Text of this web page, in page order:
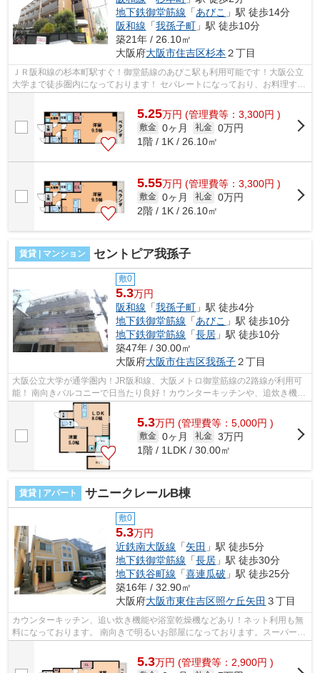
地下鉄御堂筋線 「あびこ 」駅 徒歩14分
阪和線 「我孫子町 」駅 徒歩10分
築21年 / 26.10㎡
大阪府大阪市住吉区杉本 ２丁目
ＪＲ阪和線の杉本町駅すぐ！御堂筋線のあびこ駅も利用可能です！大阪公立
大学まで徒歩圏内になっております！ セパレートになっており、お料理する
5.25万円 (管理費等：3,300円 )
敷金 0ヶ月 礼金 0万円
1階 / 1K / 26.10㎡
5.55万円 (管理費等：3,300円 )
敷金 0ヶ月 礼金 0万円
2階 / 1K / 26.10㎡
賃貸 | マンション セントピア我孫子
敷0
5.3万円
阪和線 「我孫子町 」駅 徒歩4分
地下鉄御堂筋線 「あびこ 」駅 徒歩10分
地下鉄御堂筋線 「長居 」駅 徒歩10分
築47年 / 30.00㎡
大阪府大阪市住吉区我孫子２丁目
大阪公立大学が通学圏内！JR阪和線、大阪メトロ御堂筋線の2路線が利用可
能！ 南向きバルコニーで日当たり良好！カウンターキッチンや、追炊き機能
など充実の設備です！ ■□■□■□■□■□■□...
5.3万円 (管理費等：5,000円 )
敷金 0ヶ月 礼金 3万円
1階 / 1LDK / 30.00㎡
賃貸 | アパート サニークレールB棟
敷0
5.3万円
近鉄南大阪線 「矢田 」駅 徒歩5分
地下鉄御堂筋線 「長居 」駅 徒歩30分
地下鉄谷町線 「喜連瓜破 」駅 徒歩25分
築16年 / 32.90㎡
大阪府大阪市東住吉区照ケ丘矢田 ３丁目
カウンターキッチン、追い炊き機能や浴室乾燥機などあり！ネット利用も無
料になっております。 南向きで明るいお部屋になっております。スーパーも
5.3万円 (管理費等：2,900円 )